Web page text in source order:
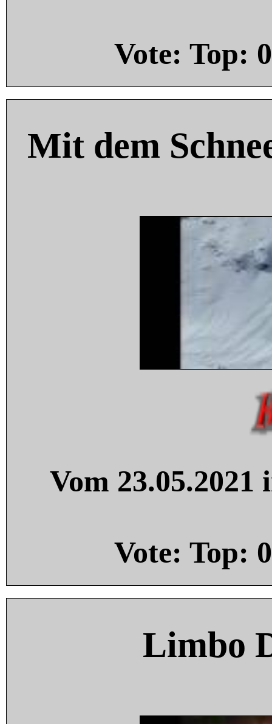
Vote: Top: 0
Mit dem
Vom
Vote: Top: 0
Limbo